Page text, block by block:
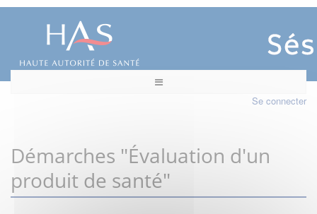
Se connecter
Démarches "Évaluation d'un
produit de santé"